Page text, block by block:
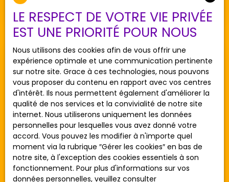
PROCHE GARE === A proximité des commodités,
maison des années 1990 de type 6/7 pièces de
133m². Au rez de chaussé, vous trouverez entrée,
wc, cuisine américaine aménagée et équipée,
séjour double de 31m² ouvert sur jardin avec
terrasse. Au 1er étage , 4 chambres (dont une
suite parentale), salle de bains, wc. Au dernier
étage des combles aménagés de 28m² pouvant
servir de chambre, salle de jeux, bureau... Les +:
bon état, proche gare et centre ville, au calme,
garage de 16m². Idéal pour une famille. DEPECHEZ-
VOUS!!!
Vendu
Vendu
LE RESPECT DE VOTRE VIE PRIVÉE
EST UNE PRIORITÉ POUR NOUS
Nous utilisons des cookies afin de vous offrir une
expérience optimale et une communication pertinente
sur notre site. Grace à ces technologies, nous pouvons
vous proposer du contenu en rapport avec vos centres
d'intérêt. Ils nous permettent également d'améliorer la
qualité de nos services et la convivialité de notre site
internet. Nous utiliserons uniquement les données
personnelles pour lesquelles vous avez donné votre
accord. Vous pouvez les modifier à n'importe quel
moment via la rubrique ″Gérer les cookies″ en bas de
notre site, à l'exception des cookies essentiels à son
fonctionnement. Pour plus d'informations sur vos
données personnelles, veuillez consulter